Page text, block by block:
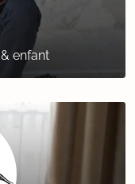
enfant